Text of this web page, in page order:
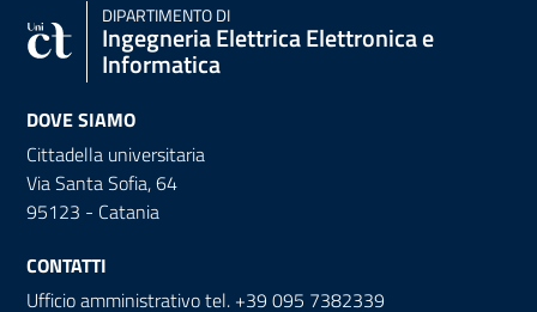
DIPARTIMENTO DI
Ingegneria Elettrica Elettronica e
Informatica
DOVE SIAMO
Cittadella universitaria
Via Santa Sofia, 64
95123 - Catania
CONTATTI
Ufficio amministrativo tel. +39 095 7382339